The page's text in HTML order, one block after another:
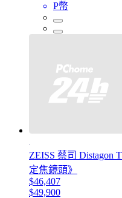
P幣
ZEISS 蔡司 Distagon
定焦鏡頭》
$46,407
$49,900